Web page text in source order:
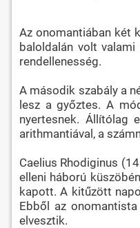
Az onomantiában két
baloldalán volt
rendellenesség.
A második szabály a
lesz a győztes. A
nyertesnek. Állítólag
arithmantiával, a
Caelius Rhodiginus
elleni háború
kapott. A kitűzött
Ebből az
elvesztik.